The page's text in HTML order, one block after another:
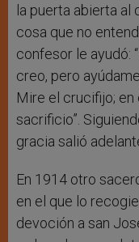
la puerta abierta al
cosa que no
confesor le ayudó:
creo, pero
Mire el crucifijo;
sacrificio”.
gracia salió
En 1914 otro
en el que lo
devoción a san